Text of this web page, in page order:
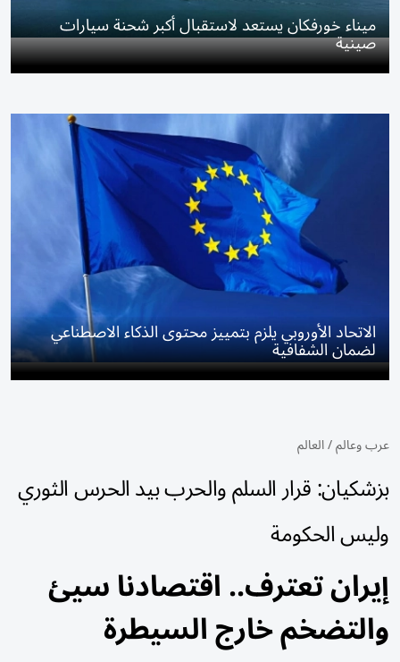
ميناء خورفكان يستعد لاستقبال أكبر شحنة سيارات
صينية
الاتحاد الأوروبي يلزم بتمييز محتوى الذكاء الاصطناعي
لضمان الشفافية
عرب وعالم/العالم
بزشكيان: قرار السلم والحرب بيد الحرس الثوري
وليس الحكومة
إيران تعترف.. اقتصادنا سيئ
والتضخم خارج السيطرة